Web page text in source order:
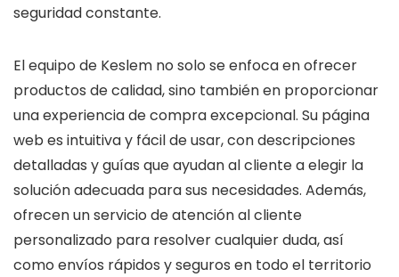
seguridad constante.
El equipo de Keslem no solo se enfoca en ofrecer
productos de calidad, sino también en proporcionar
una experiencia de compra excepcional. Su página
web es intuitiva y fácil de usar, con descripciones
detalladas y guías que ayudan al cliente a elegir la
solución adecuada para sus necesidades. Además,
ofrecen un servicio de atención al cliente
personalizado para resolver cualquier duda, así
como envíos rápidos y seguros en todo el territorio